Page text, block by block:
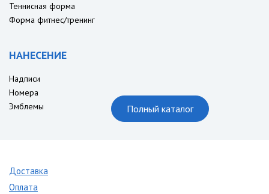
Теннисная форма
Форма фитнес/тренинг
НАНЕСЕНИЕ
Надписи
Номера
Эмблемы
Полный каталог
Доставка
Оплата